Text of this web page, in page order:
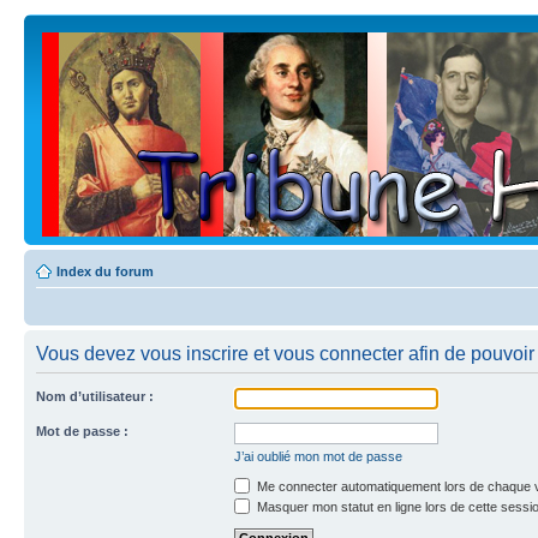
Index du forum
Vous devez vous inscrire et vous connecter afin de
Nom d’utilisateur :
Mot de passe :
J’ai oublié mon mot de passe
Me connecter automatiquement lors de chaque
Masquer mon statut en ligne lors de cette